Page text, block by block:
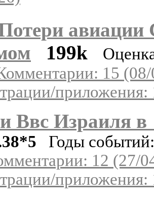
199k
15
приложения:
Ввс Израиля
Годы
12 (27/
приложения: